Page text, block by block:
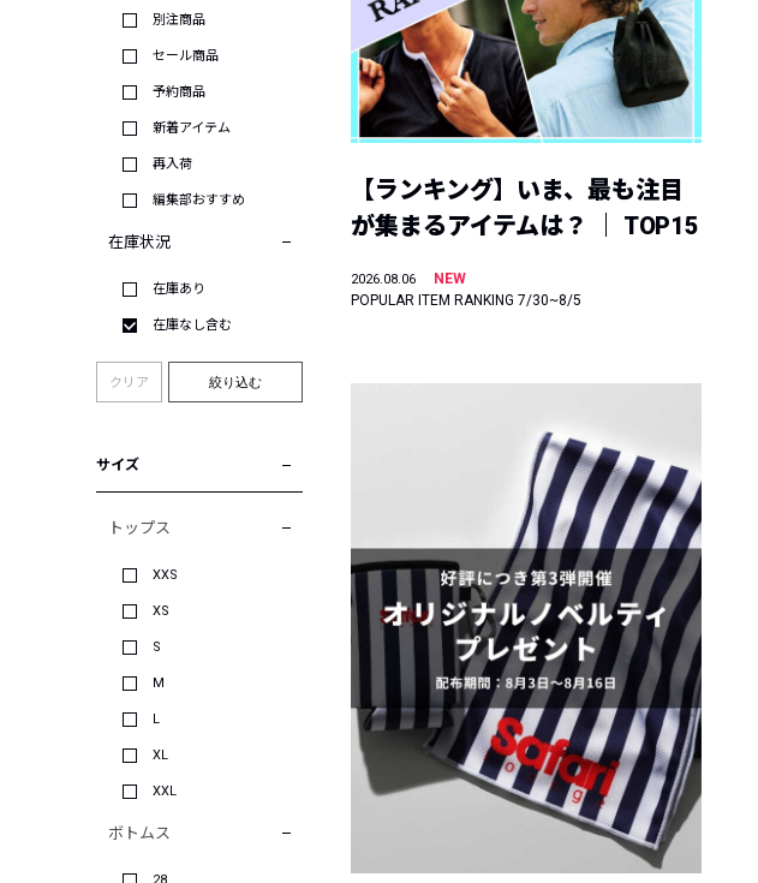
別注商品
セール商品
予約商品
新着アイテム
再入荷
編集部おすすめ
在庫状況
在庫あり
在庫なし含む
クリア 絞り込む
サイズ
トップス
XXS
XS
S
M
L
XL
XXL
ボトムス
【ランキング】いま、最も注目
が集まるアイテムは？ ｜ TOP15
2026.08.06
NEW
POPULAR ITEM RANKING 7/30~8/5